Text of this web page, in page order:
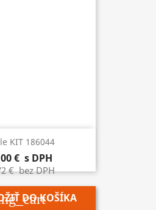
KIT 186044
€ s DPH
€bez DPH
DO KOŠÍKA